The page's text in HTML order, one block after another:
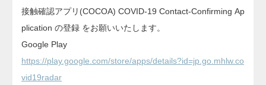
接触確認アプリ(COCOA) COVID-19 Contact-Confirming Ap
plication の登録 をお願いいたします。
Google Play
https://play.google.com/store/apps/details?id=jp.go.mhlw.co
vid19radar